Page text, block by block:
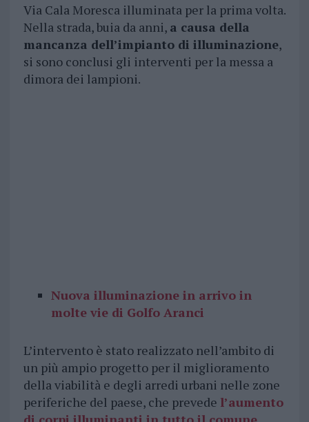
Via Cala Moresca illuminata per la prima volta.
Nella strada, buia da anni, a causa della
mancanza dell’impianto di illuminazione,
si sono conclusi gli interventi per la messa a
dimora dei lampioni.
Nuova illuminazione in arrivo in
molte vie di Golfo Aranci
L’intervento è stato realizzato nell’ambito di
un più ampio progetto per il miglioramento
della viabilità e degli arredi urbani nelle zone
periferiche del paese, che prevede l’aumento